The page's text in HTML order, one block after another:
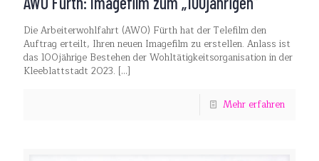
Die Arbeiterwohlfahrt (AWO) Fürth hat der Telefilm den
Auftrag erteilt, Ihren neuen Imagefilm zu erstellen. Anlass ist
das 100jährige Bestehen der Wohltätigkeitsorganisation in der
Kleeblattstadt 2023. […]
Mehr erfahren